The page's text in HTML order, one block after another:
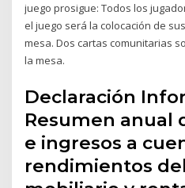
juego prosigue: Todos los
el juego será la colocación de
mesa. Dos cartas comunitarias
la mesa.
Declaración
Resumen anual
e ingresos a
rendimientos